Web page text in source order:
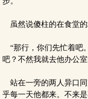
虽然说傻柱的在食堂的
“那行，你们先忙着吧
吧？不然我就去他办公
站在一旁的两人异口
乎每一天他都来。不来